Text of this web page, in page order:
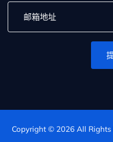
Copyright © 2026 All Rights